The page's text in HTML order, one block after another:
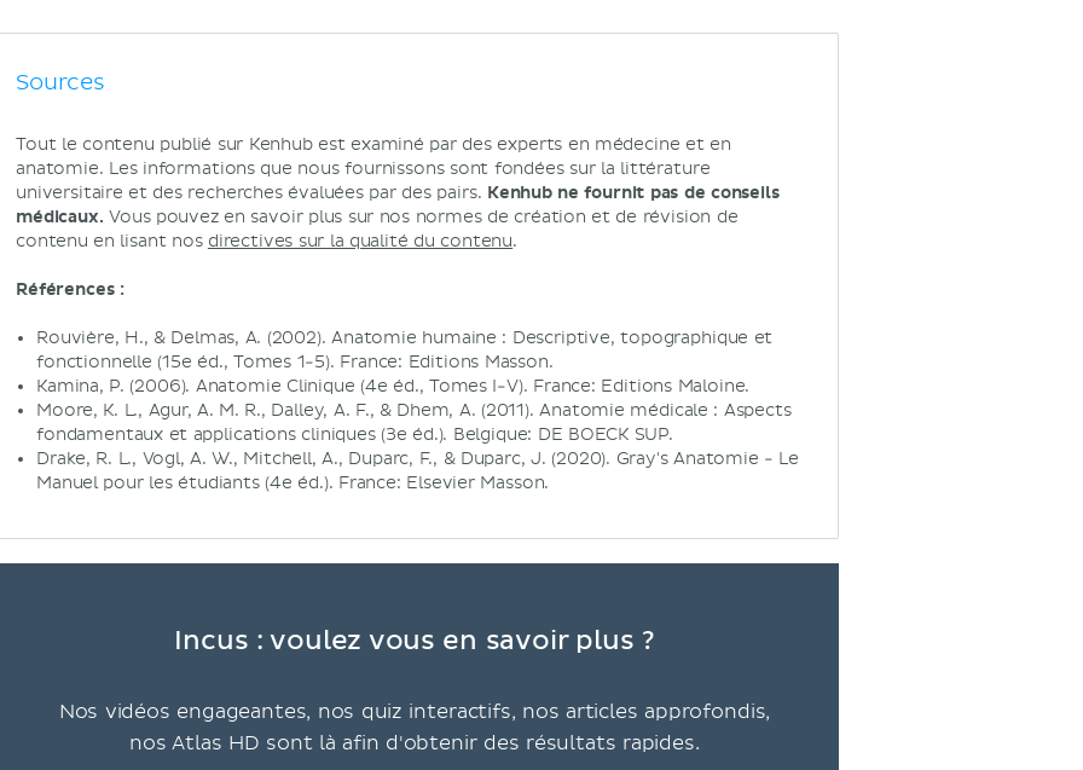
Sources
Tout le contenu publié sur Kenhub est examiné par des experts en médecine et en
anatomie. Les informations que nous fournissons sont fondées sur la littérature
universitaire et des recherches évaluées par des pairs. Kenhub ne fournit pas de conseils
médicaux. Vous pouvez en savoir plus sur nos normes de création et de révision de
contenu en lisant nos directives sur la qualité du contenu.
Références :
Rouvière, H., & Delmas, A. (2002). Anatomie humaine : Descriptive, topographique et
fonctionnelle (15e éd., Tomes 1-5). France: Editions Masson.
Kamina, P. (2006). Anatomie Clinique (4e éd., Tomes I-V). France: Editions Maloine.
Moore, K. L., Agur, A. M. R., Dalley, A. F., & Dhem, A. (2011). Anatomie médicale : Aspects
fondamentaux et applications cliniques (3e éd.). Belgique: DE BOECK SUP.
Drake, R. L., Vogl, A. W., Mitchell, A., Duparc, F., & Duparc, J. (2020). Gray's Anatomie - Le
Manuel pour les étudiants (4e éd.). France: Elsevier Masson.
Incus : voulez vous en savoir plus ?
Nos vidéos engageantes, nos quiz interactifs, nos articles approfondis,
nos Atlas HD sont là afin d'obtenir des résultats rapides.